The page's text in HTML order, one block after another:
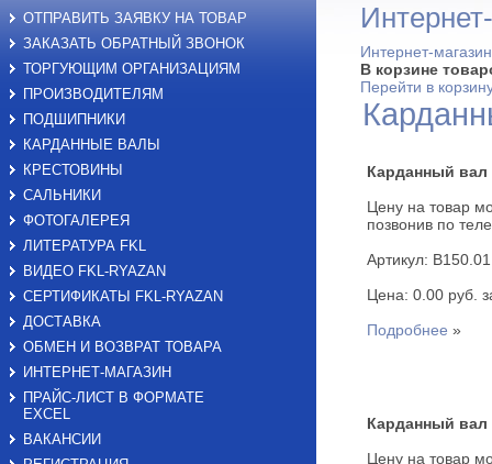
Интернет-магазин
В корзине
Перейти в
Карданный вал
Цену на товар
позвонив по
Артикул:
Цена: 0.00 руб.
Подробнее »
Карданный вал
Цену на товар
ОТПРАВИТЬ ЗАЯВКУ НА ТОВАР
ЗАКАЗАТЬ ОБРАТНЫЙ ЗВОНОК
ТОРГУЮЩИМ ОРГАНИЗАЦИЯМ
ПРОИЗВОДИТЕЛЯМ
ПОДШИПНИКИ
КАРДАННЫЕ ВАЛЫ
КРЕСТОВИНЫ
САЛЬНИКИ
ФОТОГАЛЕРЕЯ
ЛИТЕРАТУРА FKL
ВИДЕО FKL-RYAZAN
СЕРТИФИКАТЫ FKL-RYAZAN
ДОСТАВКА
ОБМЕН И ВОЗВРАТ ТОВАРА
ИНТЕРНЕТ-МАГАЗИН
ПРАЙС-ЛИСТ В ФОРМАТЕ
EXСEL
ВАКАНСИИ